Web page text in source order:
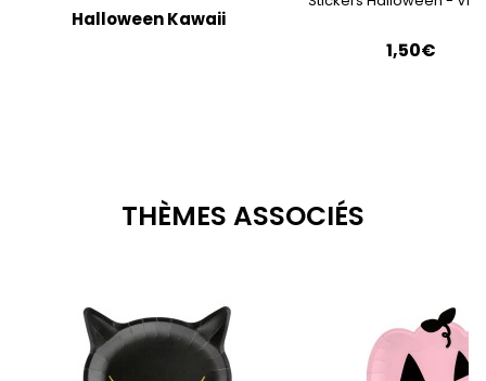
Halloween Kawaii
1,50€
THÈMES ASSOCIÉS